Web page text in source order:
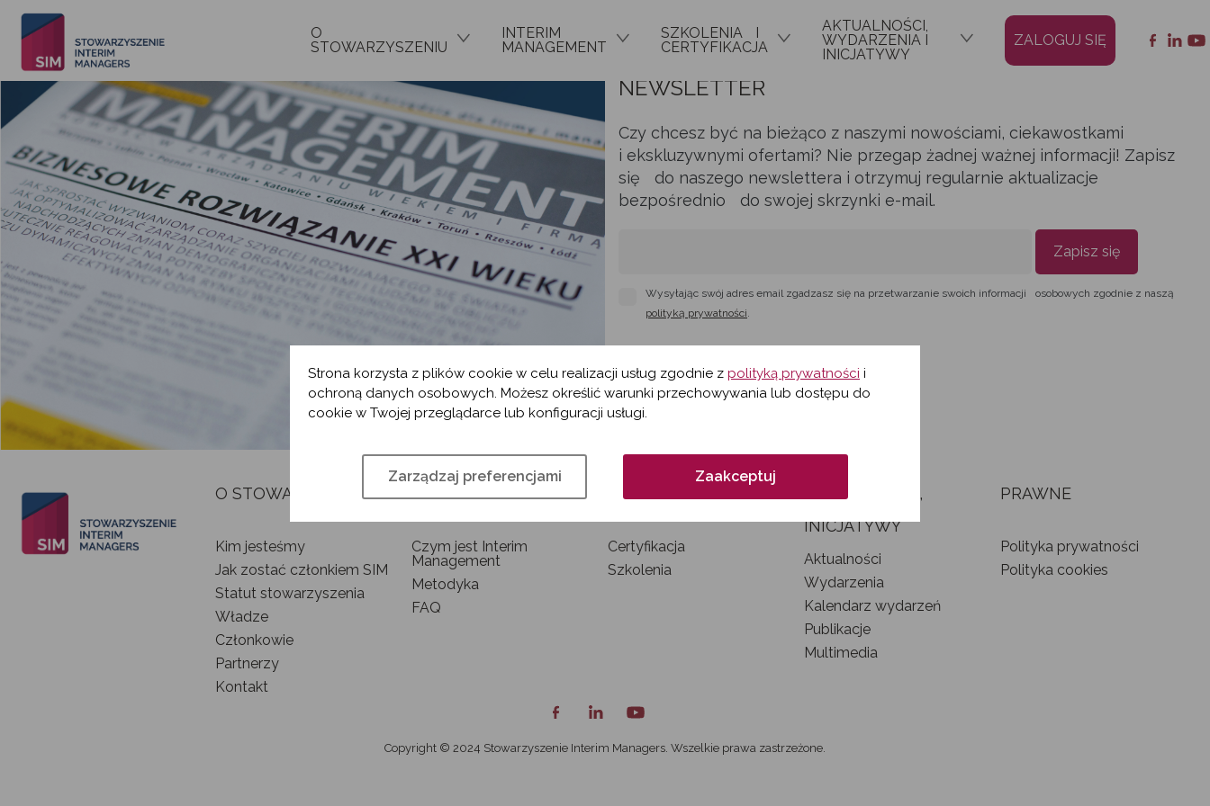
O
STOWARZYSZENIU
INTERIM
MANAGEMENT
SZKOLENIA I
CERTYFIKACJA
AKTUALNOŚCI,
WYDARZENIA I
INICJATYWY
ZALOGUJ SIĘ
NEWSLETTER
Czy chcesz być na bieżąco z naszymi nowościami, ciekawostkami
i ekskluzywnymi ofertami? Nie przegap żadnej ważnej informacji! Zapisz
się do naszego newslettera i otrzymuj regularnie aktualizacje
bezpośrednio do swojej skrzynki e-mail.
Zapisz się
Wysyłając swój adres email zgadzasz się na przetwarzanie swoich informacji osobowych zgodnie z naszą
polityką prywatności.
O STOWARZYSZENIU
Kim jesteśmy
Jak zostać członkiem SIM
Statut stowarzyszenia
Władze
Członkowie
Partnerzy
Kontakt
INTERIM MANAGEMENT
Czym jest Interim
Management
Metodyka
FAQ
SZKOLENIA I
Certyfikacja
Szkolenia
AKTUALNOŚCI,
INICJATYWY
Aktualności
Wydarzenia
Kalendarz wydarzeń
Publikacje
Multimedia
PRAWNE
Polityka prywatności
Polityka cookies
Copyright © 2024 Stowarzyszenie Interim Managers. Wszelkie prawa zastrzeżone.
Strona korzysta z plików cookie w celu realizacji usług zgodnie z polityką prywatności i
ochroną danych osobowych. Możesz określić warunki przechowywania lub dostępu do
cookie w Twojej przeglądarce lub konfiguracji usługi.
Zarządzaj preferencjami Zaakceptuj